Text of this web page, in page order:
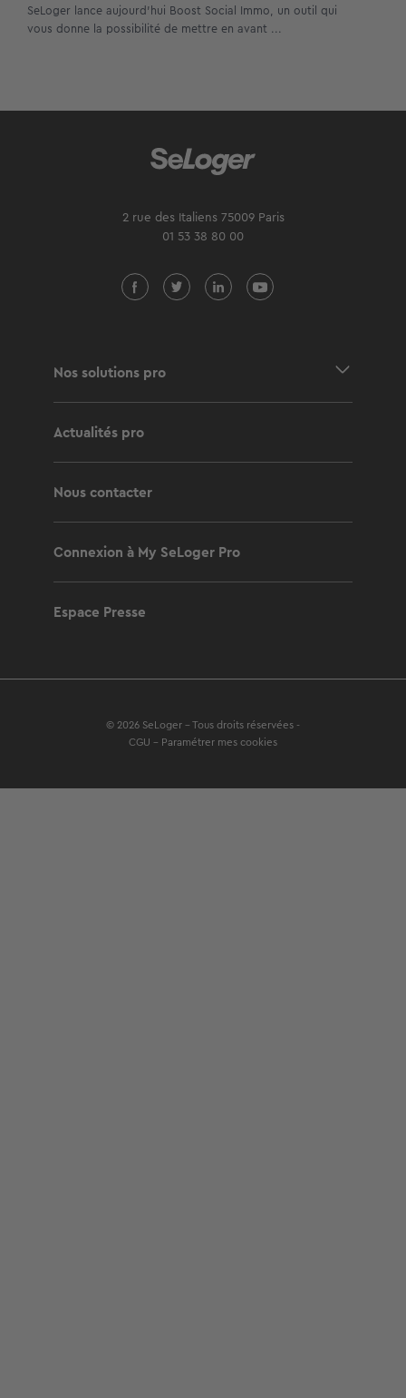
SeLoger lance aujourd’hui Boost Social Immo, un outil qui
vous donne la possibilité de mettre en avant ...
2 rue des Italiens 75009 Paris
01 53 38 80 00
Nos solutions pro
Actualités pro
Nous contacter
Connexion à My SeLoger Pro
Espace Presse
© 2026 SeLoger - Tous droits réservées -
CGU - Paramétrer mes cookies